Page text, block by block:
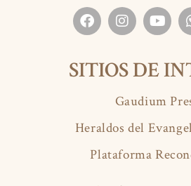
SITIOS DE
Gaudium
Heraldos del
Plataforma